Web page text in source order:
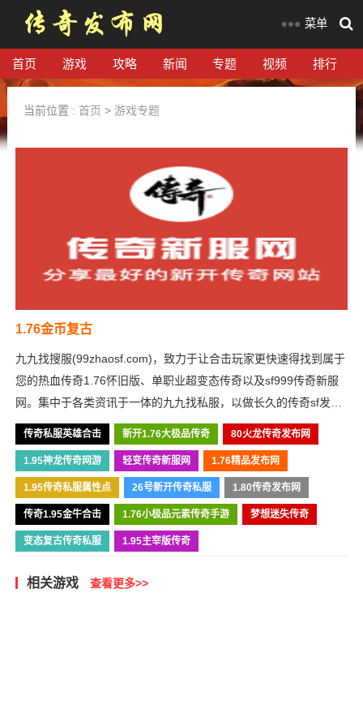
菜单
首页 游戏 攻略 新闻 专题 视频 排行
当前位置 : 首页 > 游戏专题
1.76金币复古
九九找搜服(99zhaosf.com)，致力于让合击玩家更快速得找到属于
您的热血传奇1.76怀旧版、单职业超变态传奇以及sf999传奇新服
网。集中于各类资讯于一体的九九找私服，以做长久的传奇sf发布
网为目标，我们必将战斗到底！
传奇私服英雄合击 新开1.76大极品传奇 80火龙传奇发布网
1.95神龙传奇网游 轻变传奇新服网 1.76精品发布网
1.95传奇私服属性点 26号新开传奇私服 1.80传奇发布网
传奇1.95金牛合击 1.76小极品元素传奇手游 梦想迷失传奇
变态复古传奇私服 1.95主宰版传奇
相关游戏 查看更多>>